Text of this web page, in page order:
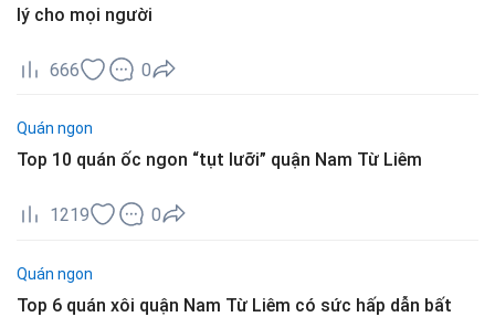
lý cho mọi người
666 0
Quán ngon
Top 10 quán ốc ngon “tụt lưỡi” quận Nam Từ Liêm
1219 0
Quán ngon
Top 6 quán xôi quận Nam Từ Liêm có sức hấp dẫn bất